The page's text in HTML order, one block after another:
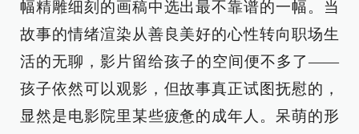
幅精雕细刻的画稿中选出最不靠谱的一幅。当
故事的情绪渲染从善良美好的心性转向职场生
活的无聊，影片留给孩子的空间便不多了——
孩子依然可以观影，但故事真正试图抚慰的，
显然是电影院里某些疲惫的成年人。呆萌的形